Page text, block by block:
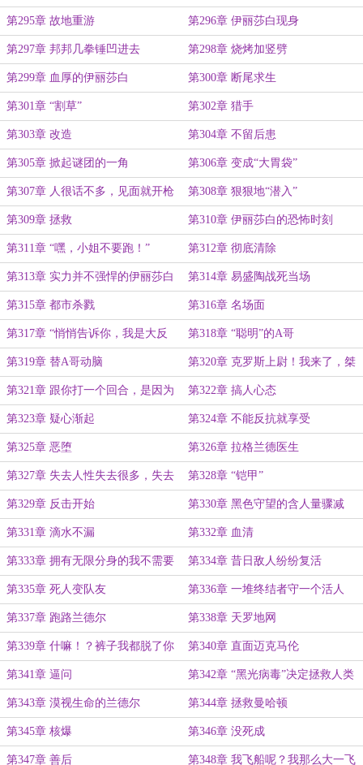
第295章 故地重游 第296章 伊丽莎白现身
第297章 邦邦几拳锤凹进去 第298章 烧烤加竖劈
第299章 血厚的伊丽莎白 第300章 断尾求生
第301章 “割草” 第302章 猎手
第303章 改造 第304章 不留后患
第305章 掀起谜团的一角 第306章 变成“大胃袋”
第307章 人很话不多，见面就开枪 第308章 狠狠地“潜入”
第309章 拯救 第310章 伊丽莎白的恐怖时刻
第311章 “嘿，小姐不要跑！” 第312章 彻底清除
第313章 实力并不强悍的伊丽莎白 第314章 易盛陶战死当场
第315章 都市杀戮 第316章 名场面
第317章 “悄悄告诉你，我是大反
派！”
第318章 “聪明”的A哥
第319章 替A哥动脑 第320章 克罗斯上尉！我来了，桀
桀桀！
第321章 跟你打一个回合，是因为
最低一回合
第322章 搞人心态
第323章 疑心渐起 第324章 不能反抗就享受
第325章 恶堕 第326章 拉格兰德医生
第327章 失去人性失去很多，失去
超能力失去一切
第328章 “铠甲”
第329章 反击开始 第330章 黑色守望的含人量骤减
第331章 滴水不漏 第332章 血清
第333章 拥有无限分身的我不需要
事事躬亲
第334章 昔日敌人纷纷复活
第335章 死人变队友 第336章 一堆终结者守一个活人
第337章 跑路兰德尔 第338章 天罗地网
第339章 什嘛！？裤子我都脱了你
跟我说投降！
第340章 直面迈克马伦
第341章 逼问 第342章 “黑光病毒”决定拯救人类
第343章 漠视生命的兰德尔 第344章 拯救曼哈顿
第345章 核爆 第346章 没死成
第347章 善后 第348章 我飞船呢？我那么大一飞